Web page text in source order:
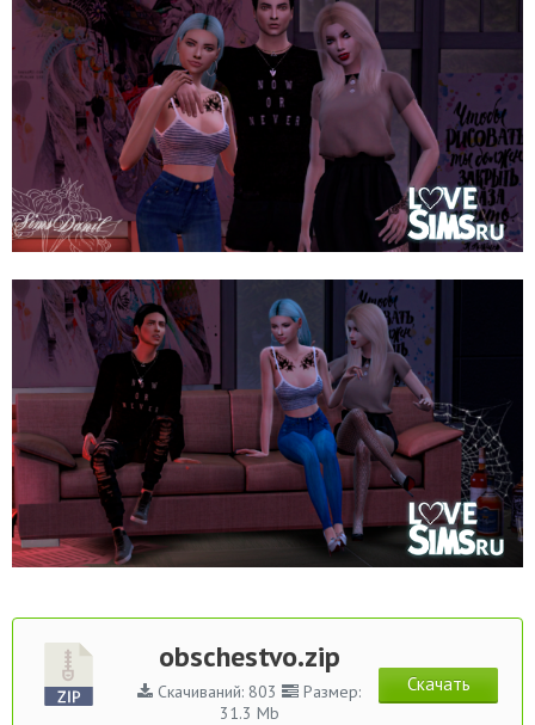
obschestvo.zip
Скачиваний: 803
Размер:
31.3 Mb
Скачать